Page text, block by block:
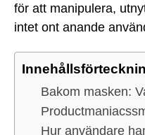
för att manipulera,
intet ont anande
Bakom masken:
Hur användare